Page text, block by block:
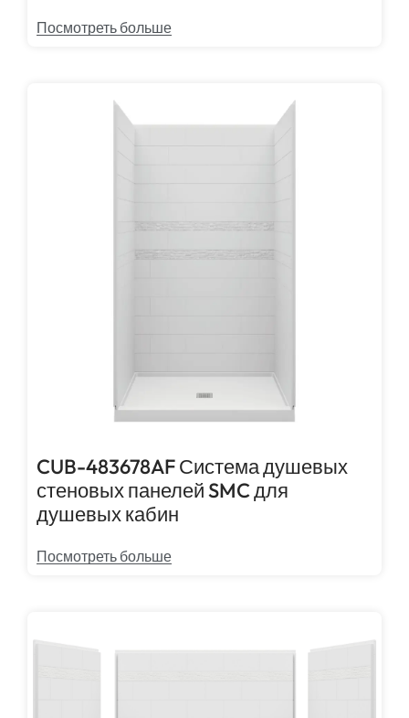
Посмотреть больше
CUB-483678AF Система душевых
стеновых панелей SMC для
душевых кабин
Посмотреть больше